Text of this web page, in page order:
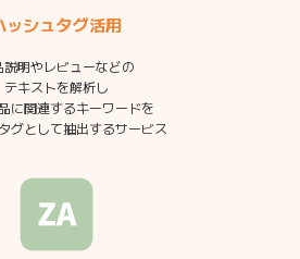
ッシュタグ活用
説明やレビューなどの
テキストを解析し
に関連するキーワードを
グとして抽出するサービス